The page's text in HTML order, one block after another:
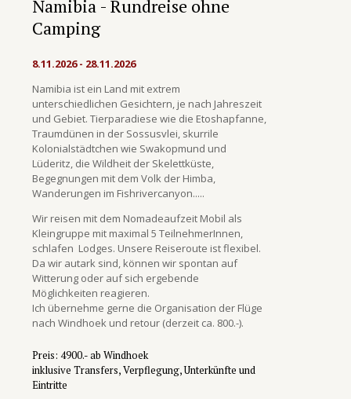
Namibia - Rundreise ohne
Camping
8.11.2026 - 28.11.2026
Namibia ist ein Land mit extrem
unterschiedlichen Gesichtern, je nach Jahreszeit
und Gebiet. Tierparadiese wie die Etoshapfanne,
Traumdünen in der Sossusvlei, skurrile
Kolonialstädtchen wie Swakopmund und
Lüderitz, die Wildheit der Skelettküste,
Begegnungen mit dem Volk der Himba,
Wanderungen im Fishrivercanyon.....
Wir reisen mit dem Nomadeaufzeit Mobil als
Kleingruppe mit maximal 5 TeilnehmerInnen,
schlafen Lodges. Unsere Reiseroute ist flexibel.
Da wir autark sind, können wir spontan auf
Witterung oder auf sich ergebende
Möglichkeiten reagieren.
Ich übernehme gerne die Organisation der Flüge
nach Windhoek und retour (derzeit ca. 800.-).
Preis: 4900.- ab Windhoek
inklusive Transfers, Verpflegung, Unterkünfte und
Eintritte